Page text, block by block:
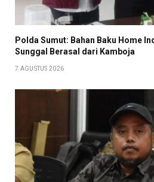
Polda Sumut: Bahan Baku Home
Sunggal Berasal dari Kamboja
7 AGUSTUS 2026